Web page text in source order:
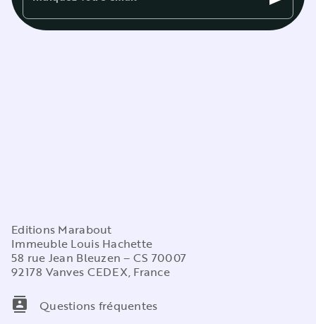
Editions Marabout
Immeuble Louis Hachette
58 rue Jean Bleuzen – CS 70007
92178 Vanves CEDEX, France
contacts
Questions fréquentes